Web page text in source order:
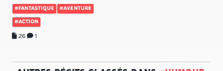
#FANTASTIQUE #AVENTURE
#ACTION
26 1